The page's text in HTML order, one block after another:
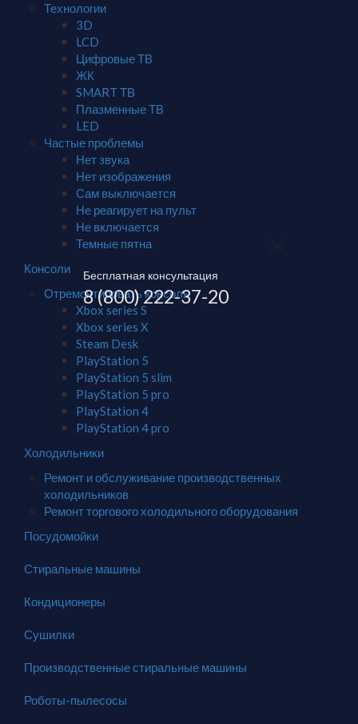
Бесплатная консультация
8 (800) 222-37-20
Технологии
3D
LCD
Цифровые ТВ
ЖК
SMART ТВ
Плазменные ТВ
LED
Частые проблемы
Нет звука
Нет изображения
Сам выключается
Не реагирует на пульт
Не включается
Темные пятна
Консоли
Отремонтировать консоль
Xbox series S
Xbox series X
Steam Desk
PlayStation 5
PlayStation 5 slim
PlayStation 5 pro
PlayStation 4
PlayStation 4 pro
Холодильники
Ремонт и обслуживание производственных
холодильников
Ремонт торгового холодильного оборудования
Посудомойки
Стиральные машины
Кондиционеры
Сушилки
Производственные стиральные машины
Роботы-пылесосы